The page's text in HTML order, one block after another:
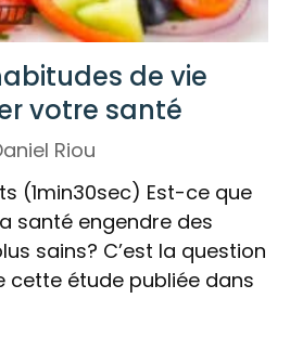
de vie
votre santé
Riou
(1min30sec) Est-ce que
santé engendre des
sains? C’est la question
cette étude publiée dans